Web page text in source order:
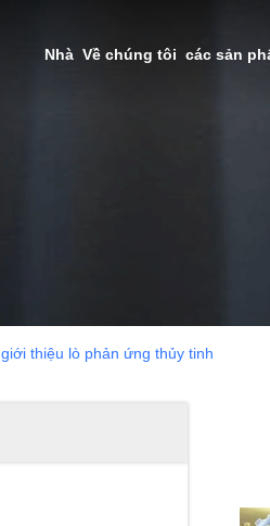
Nhà Về chúng tôi các sản
giới thiệu lò phản ứng thủy tinh